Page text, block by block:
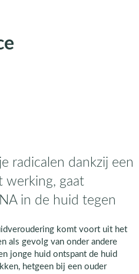
radicalen dankzij een
werking, gaat
in de huid tegen
komt voort uit het
als gevolg van onder andere
jonge huid ontspant de huid
hetgeen bij een ouder